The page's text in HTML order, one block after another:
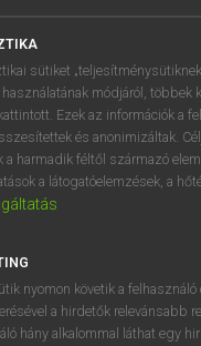
angol szótár
ige
szakosít
differenciálódik
szakosodik
elkülönül
→specialized ige (Past)
keresése szótárainkban
sütiket
módjáról, többek
Ezek az információk a
és anonimizáltak.
a harmadik féltől származó
a látogatóelemzések, a
nyomon követik a
a hirdetők relevánsabb
hány alkalommal láthat egy
2 3 4 5
w e r
a s d f g
í y x c